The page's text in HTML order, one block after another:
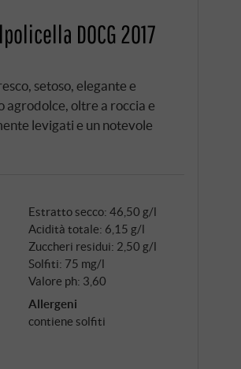
DOCG 2017
setoso, elegante e
oltre a roccia e
levigati e un notevole
Estratto secco: 46,50 g/l
Acidità totale: 6,15 g/l
Zuccheri residui: 2,50 g/l
Solfiti: 75 mg/l
Valore ph: 3,60
Allergeni
contiene solfiti